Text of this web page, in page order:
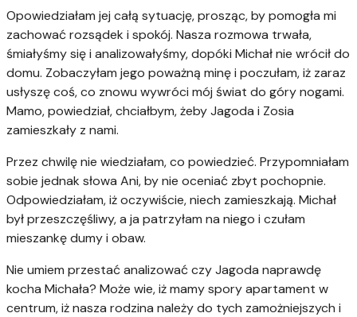
Opowiedziałam jej całą sytuację, prosząc, by pomogła mi
zachować rozsądek i spokój. Nasza rozmowa trwała,
śmiałyśmy się i analizowałyśmy, dopóki Michał nie wrócił do
domu. Zobaczyłam jego poważną minę i poczułam, iż zaraz
usłyszę coś, co znowu wywróci mój świat do góry nogami.
Mamo, powiedział, chciałbym, żeby Jagoda i Zosia
zamieszkały z nami.
Przez chwilę nie wiedziałam, co powiedzieć. Przypomniałam
sobie jednak słowa Ani, by nie oceniać zbyt pochopnie.
Odpowiedziałam, iż oczywiście, niech zamieszkają. Michał
był przeszczęśliwy, a ja patrzyłam na niego i czułam
mieszankę dumy i obaw.
Nie umiem przestać analizować czy Jagoda naprawdę
kocha Michała? Może wie, iż mamy spory apartament w
centrum, iż nasza rodzina należy do tych zamożniejszych i